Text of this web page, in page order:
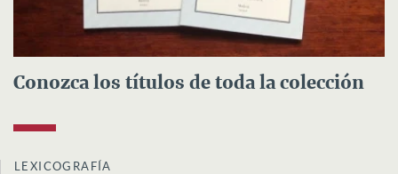
Conozca los títulos de toda la colección
LEXICOGRAFÍA